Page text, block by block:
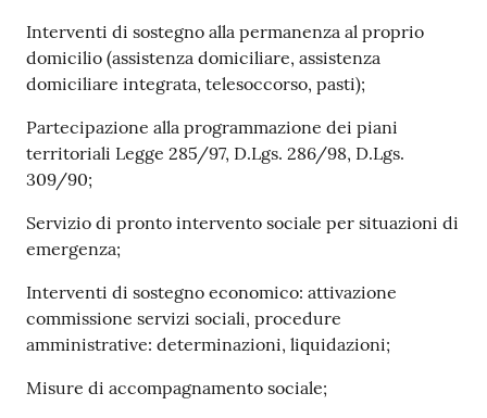
Interventi di sostegno alla permanenza al proprio
domicilio (assistenza domiciliare, assistenza
domiciliare integrata, telesoccorso, pasti);
Partecipazione alla programmazione dei piani
territoriali Legge 285/97, D.Lgs. 286/98, D.Lgs.
309/90;
Servizio di pronto intervento sociale per situazioni di
emergenza;
Interventi di sostegno economico: attivazione
commissione servizi sociali, procedure
amministrative: determinazioni, liquidazioni;
Misure di accompagnamento sociale;